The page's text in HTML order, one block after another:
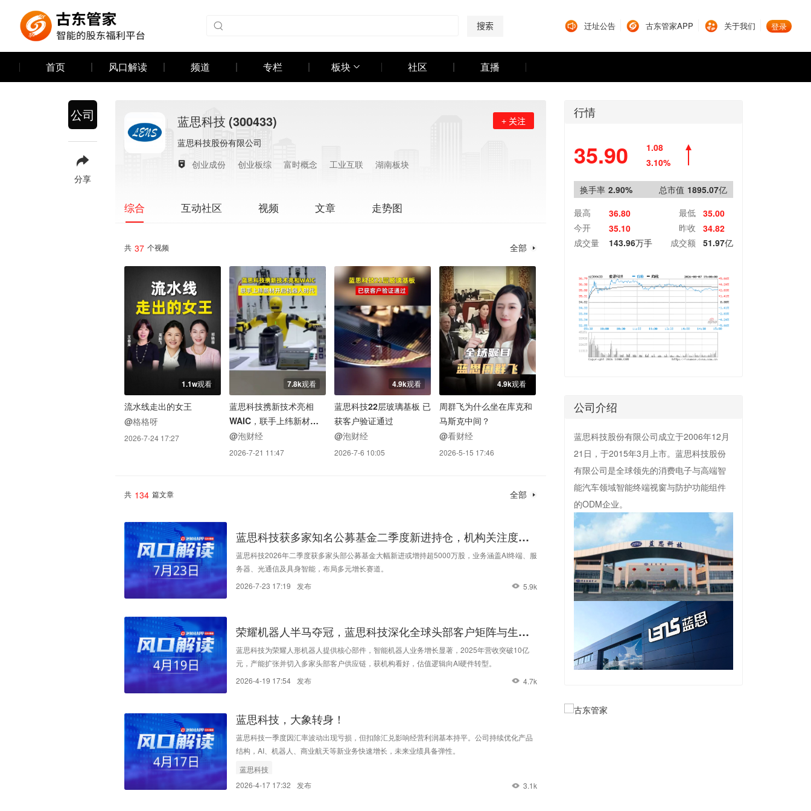
搜索 迁址公告 古东管家APP 关于我们 登录
首页 风口解读 频道 专栏 板块 社区 直播
公司
分享
蓝思科技 (300433)
蓝思科技股份有限公司
创业成份
创业板综 富时概念 工业互联 湖南板块
+ 关注
综合 互动社区 视频 文章 走势图
共 37 个视频 全部
1.1w观看
流水线走出的女王
@格格呀
2026-7-24 17:27
7.8k观看
蓝思科技携新技术亮相
WAIC，联手上纬新材开
启机器人时代
@泡财经
2026-7-21 11:47
4.9k观看
蓝思科技22层玻璃基板 已
获客户验证通过
@泡财经
2026-7-6 10:05
4.9k观看
周群飞为什么坐在库克和
马斯克中间？
@看财经
2026-5-15 17:46
共 134 篇文章 全部
蓝思科技获多家知名公募基金二季度新进持仓，机构关注度显
著提升
蓝思科技2026年二季度获多家头部公募基金大幅新进或增持超5000万股，业务涵盖AI终端、服
务器、光通信及具身智能，布局多元增长赛道。
2026-7-23 17:19
发布 5.9k
荣耀机器人半马夺冠，蓝思科技深化全球头部客户矩阵与生态
溢价
蓝思科技为荣耀人形机器人提供核心部件，智能机器人业务增长显著，2025年营收突破10亿
元，产能扩张并切入多家头部客户供应链，获机构看好，估值逻辑向AI硬件转型。
2026-4-19 17:54
发布 4.7k
蓝思科技，大象转身！
蓝思科技一季度因汇率波动出现亏损，但扣除汇兑影响经营利润基本持平。公司持续优化产品
结构，AI、机器人、商业航天等新业务快速增长，未来业绩具备弹性。
蓝思科技
2026-4-17 17:32
发布 3.1k
行情
35.90
1.08
3.10%
换手率 2.90% 总市值 1895.07亿
最高
36.80
今开
35.10
成交量
143.96万手
最低 35.00
昨收
34.82
成交额 51.97亿
公司介绍
蓝思科技股份有限公司成立于2006年12月
21日，于2015年3月上市。蓝思科技股份
有限公司是全球领先的消费电子与高端智
能汽车领域智能终端视窗与防护功能组件
的ODM企业。